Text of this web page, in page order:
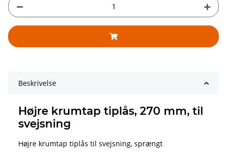
Beskrivelse
Højre krumtap tiplås, 270 mm, til
svejsning
Højre krumtap tiplås til svejsning, sprængt